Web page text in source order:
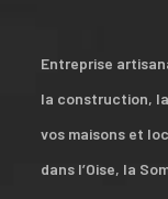
Entreprise
la construction,
vos maisons et
dans l’Oise, la